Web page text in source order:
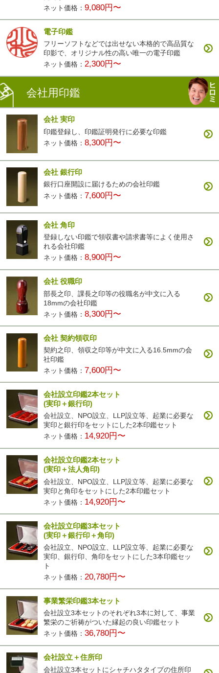
ネット価格：9,080円〜
電子印鑑
フリーソフトなどでは出せない本格的で高品質な
印影で、オリジナル性の高い唯一の電子印鑑
ネット価格： 2,300円〜
会社用印鑑
会社 実印
印鑑登録し、印鑑証明発行に必要な印鑑
ネット価格：8,300円〜
会社 銀行印
銀行口座開設に届けるための会社印鑑
ネット価格：7,600円〜
会社 角印
登録しない印鑑で領収書や請求書等によく使用さ
れる会社印鑑
ネット価格：8,900円〜
会社 役職印
部長之印、課長之印等の役職名が中文に入る
18mmの会社印鑑
ネット価格：8,300円〜
会社 契約領収印
契約之印、領収之印等が中文に入る16.5mmの会
社印鑑
ネット価格： 7,600円〜
会社設立印鑑2本セット
(実印＋銀行印)
会社設立、NPO設立、LLP設立等、起業に必要な
実印と銀行印をセットにした2本印鑑セット
ネット価格： 14,920円〜
会社設立印鑑2本セット
(実印＋法人角印)
会社設立、NPO設立、LLP設立等、起業に必要な
実印と角印をセットにした2本印鑑セット
ネット価格： 14,920円〜
会社設立印鑑3本セット
(実印＋銀行印＋角印)
会社設立、NPO設立、LLP設立等、起業に必要な
実印、銀行印、角印をセットにした3本印鑑セッ
ト
ネット価格： 20,780円〜
事業繁栄印鑑3本セット
会社設立3本セットのそれぞれ3本に対して、事業
繁栄のご祈祷がついた縁起の良い印鑑セット
ネット価格：36,780円〜
会社設立＋住所印
会社設立3本セットにシャチハタタイプの住所印